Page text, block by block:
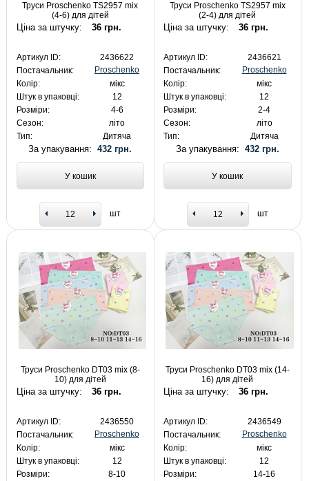
Труси Proschenko TS2957 mix
(4-6) для дітей
Ціна за штучку: 36 грн.
Артикул ID:
2436622
Постачальник:
Proschenko
Колір:
мікс
Штук в упаковці:
12
Розміри:
4-6
Сезон:
літо
Тип:
Дитяча
За упакування:432 грн.
У кошик
шт
Труси Proschenko TS2957 mix
(2-4) для дітей
Ціна за штучку: 36 грн.
Артикул ID:
2436621
Постачальник:
Proschenko
Колір:
мікс
Штук в упаковці:
12
Розміри:
2-4
Сезон:
літо
Тип:
Дитяча
За упакування: 432 грн.
У кошик
шт
Труси Proschenko DT03 mix (8-
10) для дітей
Ціна за штучку: 36 грн.
Артикул ID:
2436550
Постачальник:
Proschenko
Колір:
мікс
Штук в упаковці:
12
Розміри:
8-10
Труси Proschenko DT03 mix (14-
16) для дітей
Ціна за штучку: 36 грн.
Артикул ID:
2436549
Постачальник:
Proschenko
Колір:
мікс
Штук в упаковці:
12
Розміри:
14-16